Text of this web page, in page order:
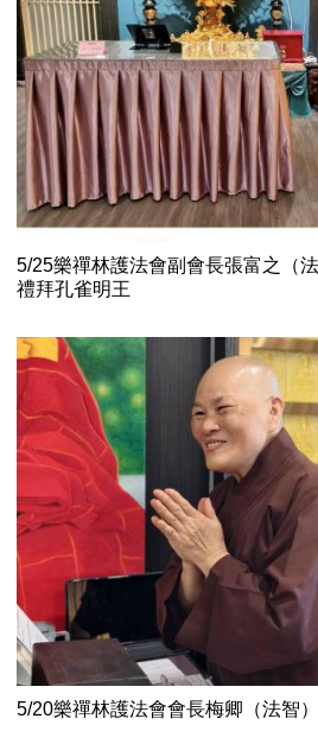
5/25樂禪林護法會副會長張富之（
禮拜孔雀明王
5/20樂禪林護法會會長梅卿（法智